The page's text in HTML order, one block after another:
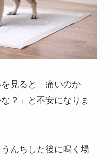
見ると「痛いのか
？」と不安になりま
んちした後に鳴く場